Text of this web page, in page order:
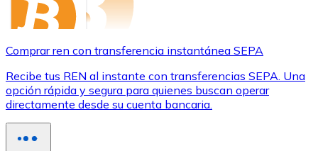
Comprar ren con transferencia instantánea SEPA
Recibe tus REN al instante con transferencias SEPA. Una
opción rápida y segura para quienes buscan operar
directamente desde su cuenta bancaria.